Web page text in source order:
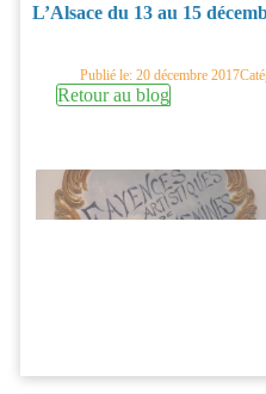
L’Alsace du 13 au 15
Publié le: 20 décembre 2017
Retour au blog